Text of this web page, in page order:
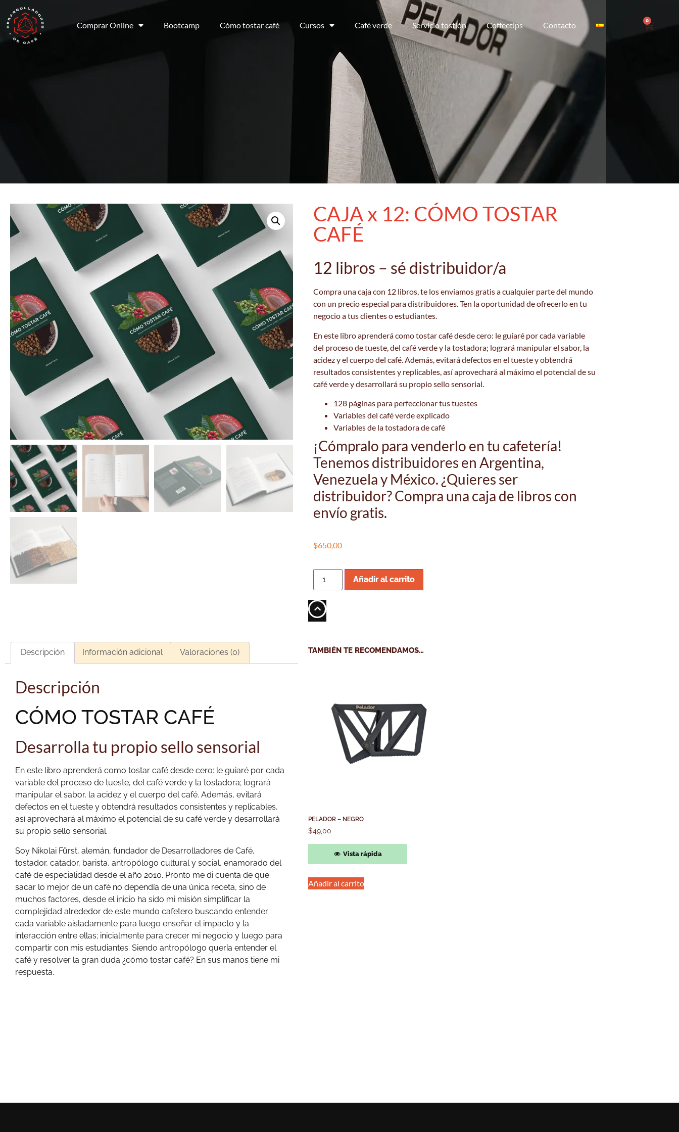
Comprar Online Bootcamp Cómo tostar café Cursos Café verde Servicio tostión Coffeetips Contacto 0
CAJA x 12: CÓMO TOSTAR
CAFÉ
12 libros – sé distribuidor/a
Compra una caja con 12 libros, te los enviamos gratis a cualquier parte del mundo
con un precio especial para distribuidores. Ten la oportunidad de ofrecerlo en tu
negocio a tus clientes o estudiantes.
En este libro aprenderá como tostar café desde cero: le guiaré por cada variable
del proceso de tueste, del café verde y la tostadora; logrará manipular el sabor, la
acidez y el cuerpo del café. Además, evitará defectos en el tueste y obtendrá
resultados consistentes y replicables, así aprovechará al máximo el potencial de su
café verde y desarrollará su propio sello sensorial.
128 páginas para perfeccionar tus tuestes
Variables del café verde explicado
Variables de la tostadora de café
¡Cómpralo para venderlo en tu cafetería!
Tenemos distribuidores en Argentina,
Venezuela y México. ¿Quieres ser
distribuidor? Compra una caja de libros con
envío gratis.
$650,00
Añadir al carrito
Descripción Información adicional Valoraciones (0)
Descripción
CÓMO TOSTAR CAFÉ
Desarrolla tu propio sello sensorial
En este libro aprenderá como tostar café desde cero: le guiaré por cada
variable del proceso de tueste, del café verde y la tostadora; logrará
manipular el sabor, la acidez y el cuerpo del café. Además, evitará
defectos en el tueste y obtendrá resultados consistentes y replicables,
así aprovechará al máximo el potencial de su café verde y desarrollará
su propio sello sensorial.
Soy Nikolai Fürst, alemán, fundador de Desarrolladores de Café,
tostador, catador, barista, antropólogo cultural y social, enamorado del
café de especialidad desde el año 2010. Pronto me di cuenta de que
sacar lo mejor de un café no dependía de una única receta, sino de
muchos factores, desde el inicio ha sido mi misión simplificar la
complejidad alrededor de este mundo cafetero buscando entender
cada variable aisladamente para luego enseñar el impacto y la
interacción entre ellas; inicialmente para crecer mi negocio y luego para
compartir con mis estudiantes. Siendo antropólogo quería entender el
café y resolver la gran duda ¿cómo tostar café? En sus manos tiene mi
respuesta.
TAMBIÉN TE RECOMENDAMOS…
PELADOR – NEGRO
$49,00
Vista rápida
Añadir al carrito